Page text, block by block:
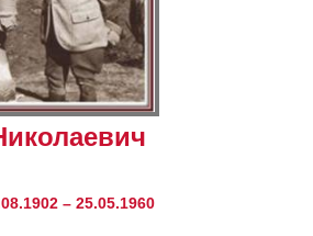
– 25.05.1960